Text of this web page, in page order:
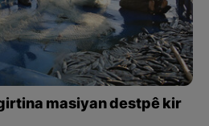
masiyan destpê kir